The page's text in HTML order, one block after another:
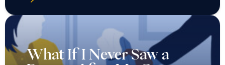
What If I Never Saw a